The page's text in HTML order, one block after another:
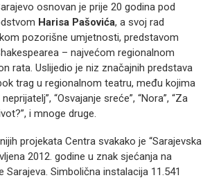
osnovan je prije 20 godina pod
Harisa Pašovića, a svoj rad
pozorišne umjetnosti, predstavom
– najvećom regionalnom
rata. Uslijedio je niz značajnih predstava
trag u regionalnom teatru, među kojima
“Osvajanje sreće”, “Nora”, “Za
i mnoge druge.
projekata Centra svakako je “Sarajevska
2012. godine u znak sjećanja na
Sarajeva. Simbolična instalacija 11.541